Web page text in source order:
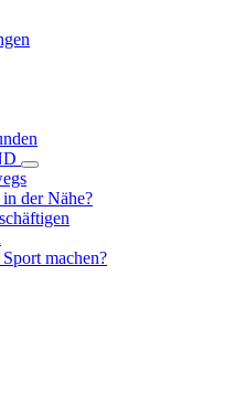
der Nähe?
machen?